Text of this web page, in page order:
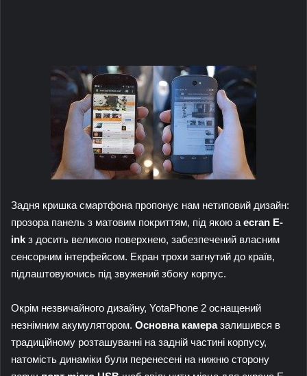
Задня кришка смартфона пропонує нам нетиповий дизайн:
прозора панель з матовим покриттям, під якою a ecran E-
ink з досить великою поверхнею, забезпечений власним
сенсорним інтерфейсом. Екран трохи загнутий до країв,
підлаштовуючись під звужений збоку корпус.
Окрім незвичайного дизайну, YotaPhone 2 оснащений
незнімним акумулятором. Основна камеразалишився в
традиційному розташуванні на задній частині корпусу,
натомість динаміки були перенесені на нижню сторону